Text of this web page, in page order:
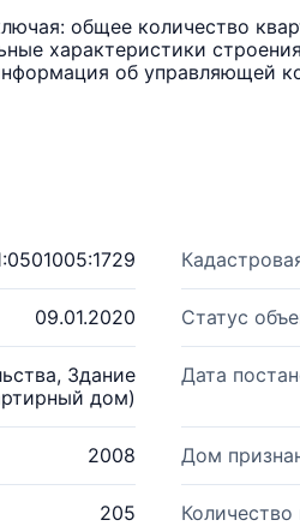
общее количество
характеристики
об управляющей
09.01.2020 Статус
Здание
дом)
Дата
2008 Дом
205